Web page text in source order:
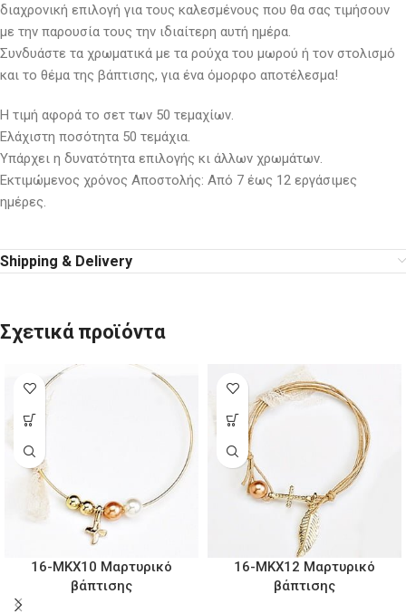
διαχρονική επιλογή για τους καλεσμένους που θα σας τιμήσουν
με την παρουσία τους την ιδιαίτερη αυτή ημέρα.
Συνδυάστε τα χρωματικά με τα ρούχα του μωρού ή τον στολισμό
και το θέμα της βάπτισης, για ένα όμορφο αποτέλεσμα!
Η τιμή αφορά το σετ των 50 τεμαχίων.
Ελάχιστη ποσότητα 50 τεμάχια.
Υπάρχει η δυνατότητα επιλογής κι άλλων χρωμάτων.
Εκτιμώμενος χρόνος Αποστολής: Από 7 έως 12 εργάσιμες
ημέρες.
Shipping & Delivery
Σχετικά προϊόντα
16-ΜΚΧ10 Μαρτυρικό
βάπτισης
16-ΜΚΧ12 Μαρτυρικό
βάπτισης